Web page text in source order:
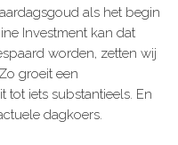
als het begin
Investment kan dat
worden, zetten wij
groeit een
tot iets substantieels. En
dagkoers.